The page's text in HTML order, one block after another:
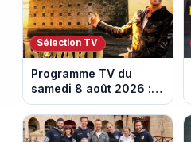
Sélection TV
Programme TV du
samedi 8 août 2026 :
notre sélection pour
votre soirée télé